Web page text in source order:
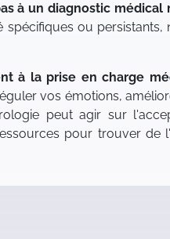
à un diagnostic
spécifiques ou
à la prise en charge
vos émotions,
peut agir sur
pour trouver de